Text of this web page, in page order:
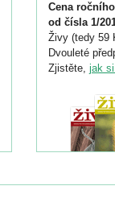
Cena
od čísla 1/
Živy (tedy 59
Dvouleté
Zjistěte, jak